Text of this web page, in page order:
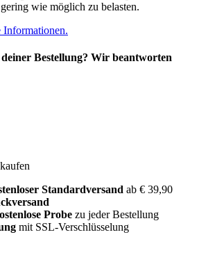
wie möglich zu belasten.
Bestellung? Wir beantworten
Standardversand ab € 39,90
Probe zu jeder Bestellung
mit SSL-Verschlüsselung